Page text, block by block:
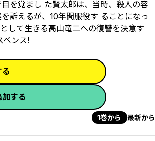
を覚まし た賢太郎は、当時、殺人の容
訴えるが、10年間服役す ることになっ
して生きる高山竜二への復讐を決意す
ペンス!
する
1巻から 最新から